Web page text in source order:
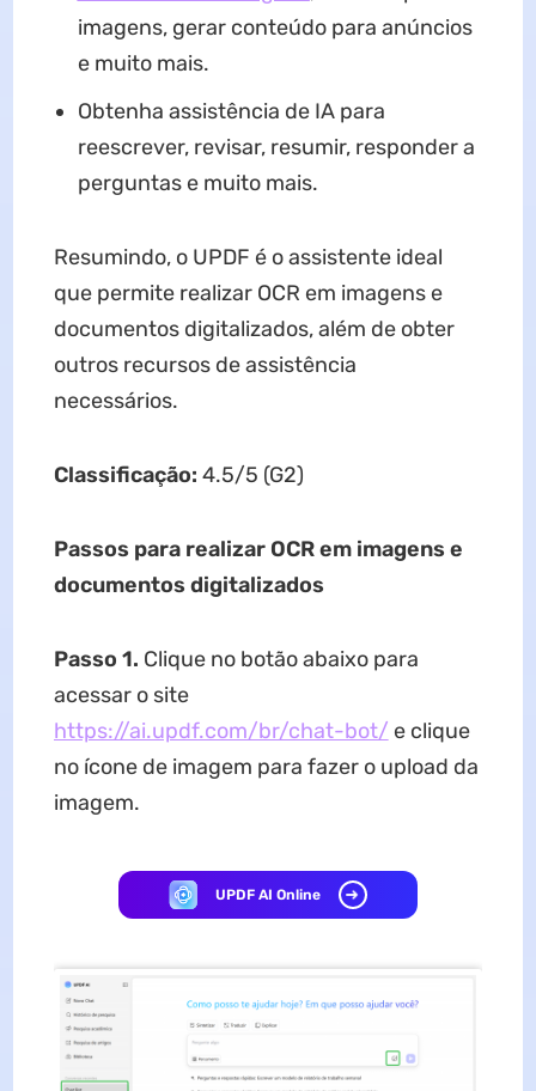
imagens, gerar conteúdo para anúncios
e muito mais.
Obtenha assistência de IA para
reescrever, revisar, resumir, responder a
perguntas e muito mais.
Resumindo, o UPDF é o assistente ideal
que permite realizar OCR em imagens e
documentos digitalizados, além de obter
outros recursos de assistência
necessários.
Classificação: 4.5/5 (G2)
Passos para realizar OCR em imagens e
documentos digitalizados
Passo 1. Clique no botão abaixo para
acessar o site
https://ai.updf.com/br/chat-bot/ e clique
no ícone de imagem para fazer o upload da
imagem.
UPDF AI Online